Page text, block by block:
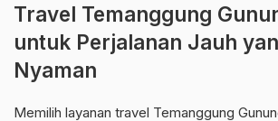
Travel Temanggung
untuk Perjalanan Jauh
Nyaman
Memilih layanan travel Temanggung